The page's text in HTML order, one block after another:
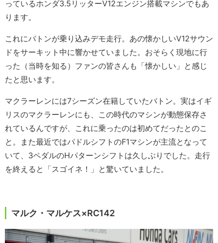
っているホンダ3.5リッターV12エンジン搭載マシンでもあ
ります。
これにバトンが乗り込みデモ走行。あの懐かしいV12サウン
ドをサーキット中に響かせていました。おそらく現地に行
った（当時を知る）ファンの皆さんも「懐かしい」と感じ
たと思います。
マクラーレンには7シーズン在籍していたバトン。実はイギ
リスのマクラーレンにも、この時代のマシンが動態保存さ
れているんですが、これに乗ったのは初めてだったとのこ
と。また最近ではパドルシフトのF1マシンが主流となって
いて、3ペダルのHパターンシフトは久しぶりでした。走行
を終えると「スゴイネ！」と驚いていました。
マルク・マルケス×RC142